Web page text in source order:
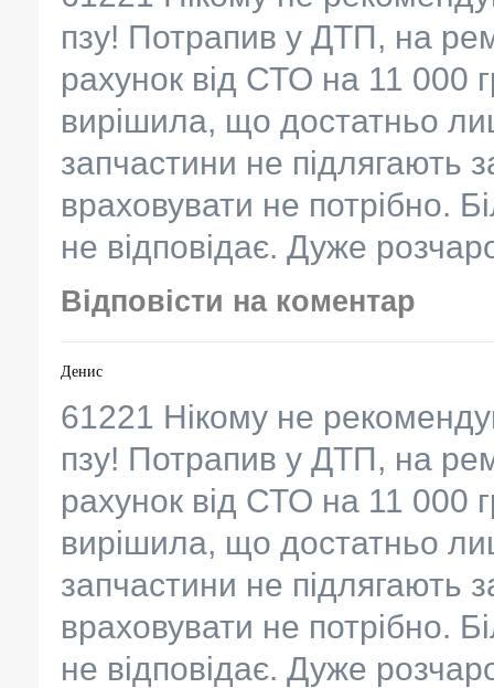
пзу! Потрапив у ДТП, на
рахунок від СТО на 11 000
вирішила, що достатньо
запчастини не підлягають
враховувати не потрібно.
не відповідає. Дуже
Відповісти на коментар
Денис
61221 Нікому не
пзу! Потрапив у ДТП, на
рахунок від СТО на 11 000
вирішила, що достатньо
запчастини не підлягають
враховувати не потрібно.
не відповідає. Дуже